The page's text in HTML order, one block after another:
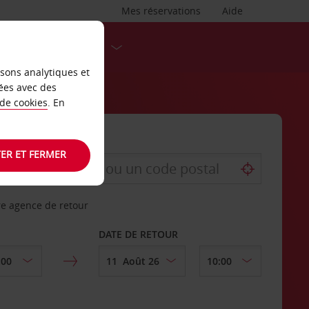
Aide
Mes réservations
agence de retour
DATE DE RETOUR
analytiques et
avec des
cookies. En
ET FERMER